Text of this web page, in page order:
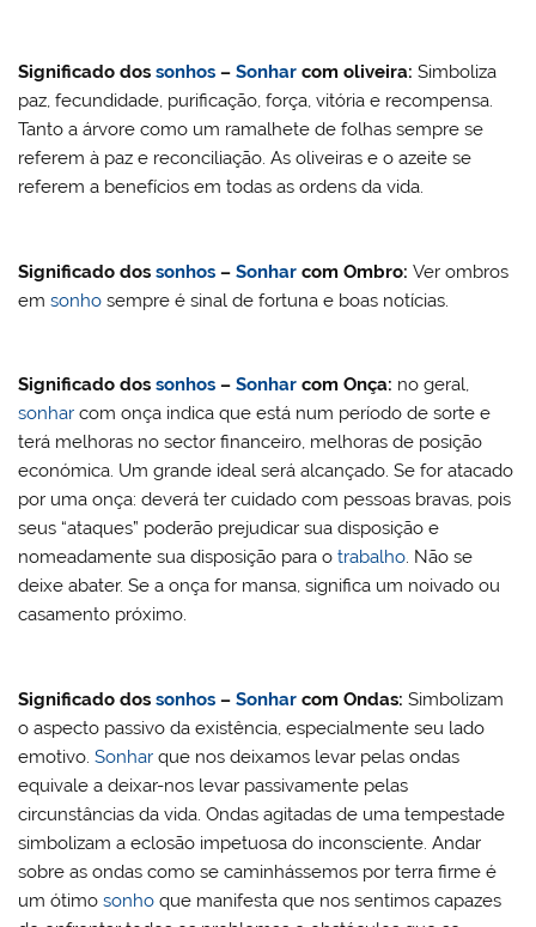
Significado dossonhos – Sonhar comoliveira: Simboliza
paz, fecundidade, purificação, força, vitória e recompensa.
Tanto a árvore como um ramalhete de folhas sempre se
referem à paz e reconciliação. As oliveiras e o azeite se
referem a benefícios em todas as ordens da vida.
Significado dossonhos – Sonhar comOmbro:Ver ombros
emsonho sempre é sinal de fortuna e boas notícias.
Significado dossonhos – Sonhar com Onça: no geral,
sonhar com onça indica que está num período de sorte e
terá melhoras no sector financeiro, melhoras de posição
económica. Um grande ideal será alcançado. Se for atacado
por uma onça: deverá ter cuidado com pessoas bravas, pois
seus “ataques” poderão prejudicar sua disposição e
nomeadamente sua disposição para otrabalho. Não se
deixe abater. Se a onça for mansa, significa um noivado ou
casamento próximo.
Significado dossonhos – Sonhar comOndas:Simbolizam
o aspecto passivo da existência, especialmente seu lado
emotivo.Sonhar que nos deixamos levar pelas ondas
equivale a deixar-nos levar passivamente pelas
circunstâncias da vida. Ondas agitadas de uma tempestade
simbolizam a eclosão impetuosa do inconsciente. Andar
sobre as ondas como se caminhássemos por terra firme é
um ótimosonho que manifesta que nos sentimos capazes